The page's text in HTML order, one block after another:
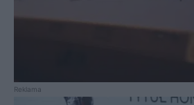
Reklama